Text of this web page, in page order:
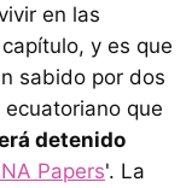
en las
y es que
sabido por dos
que
detenido
Papers'. La